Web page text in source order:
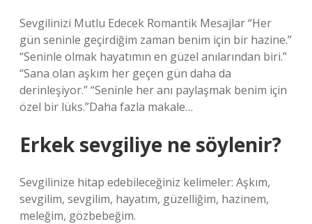
Sevgilinizi Mutlu Edecek Romantik Mesajlar “Her
gün seninle geçirdiğim zaman benim için bir hazine.”
“Seninle olmak hayatımın en güzel anılarından biri.”
“Sana olan aşkım her geçen gün daha da
derinleşiyor.” “Seninle her anı paylaşmak benim için
özel bir lüks.”Daha fazla makale…
Erkek sevgiliye ne söylenir?
Sevgilinize hitap edebileceğiniz kelimeler: Aşkım,
sevgilim, sevgilim, hayatım, güzelliğim, hazinem,
meleğim, gözbebeğim.